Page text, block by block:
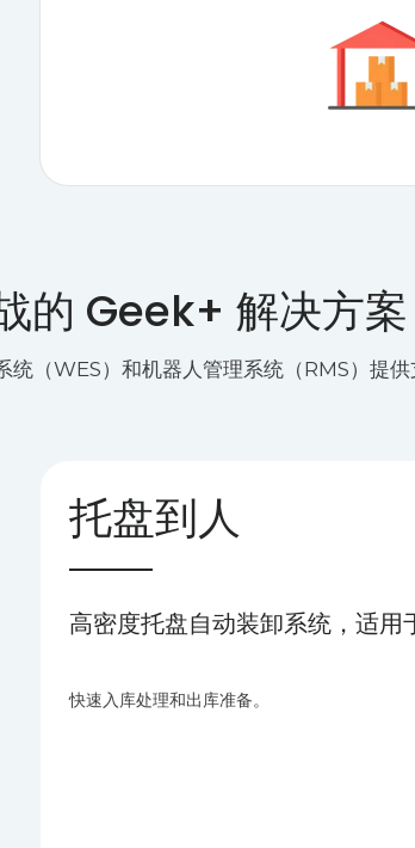
的 Geek+ 解决方案
统（WES）和机器人管理系统（RMS）提
托盘到人
高密度托盘自动装卸系统，适用
快速入库处理和出库准备。